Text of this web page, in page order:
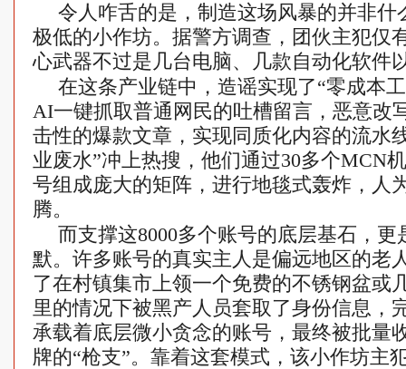
令人咋舌的是，制造这场风暴的并非什
极低的小作坊。据警方调查，团伙主犯仅
心武器不过是几台电脑、几款自动化软件
在这条产业链中，造谣实现了“零成本
AI一键抓取普通网民的吐槽留言，恶意改
击性的爆款文章，实现同质化内容的流水
业废水”冲上热搜，他们通过30多个MCN
号组成庞大的矩阵，进行地毯式轰炸，人
腾。
而支撑这8000多个账号的底层基石，
默。许多账号的真实主人是偏远地区的老
了在村镇集市上领一个免费的不锈钢盆或
里的情况下被黑产人员套取了身份信息，
承载着底层微小贪念的账号，最终被批量
牌的“枪支”。靠着这套模式，该小作坊主